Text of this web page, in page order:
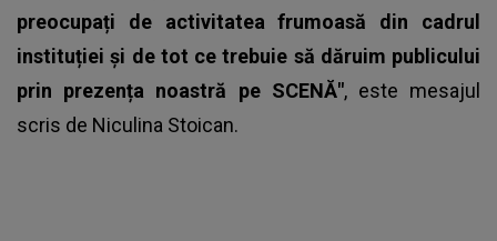
preocupați de activitatea frumoasă din cadrul
instituției și de tot ce trebuie să dăruim publicului
prin prezența noastră pe SCENĂ", este mesajul
scris de Niculina Stoican.